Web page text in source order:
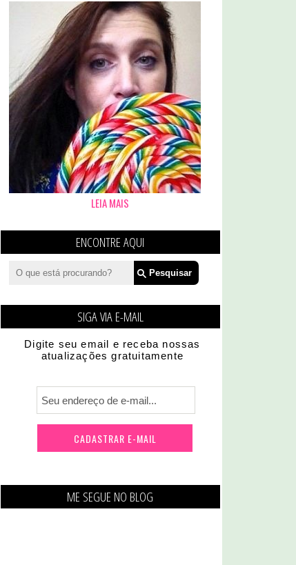
LEIA MAIS
ENCONTRE AQUI
SIGA VIA E-MAIL
Digite seu email e receba nossas
atualizações gratuitamente
ME SEGUE NO BLOG